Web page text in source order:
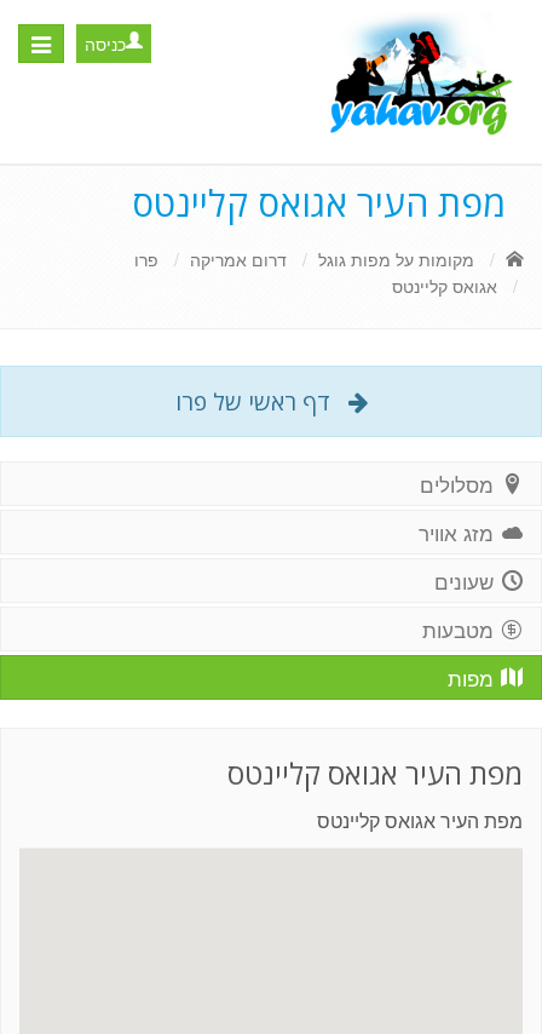
Toggle
כניסה
מפת העיר אגואס קליינטס
מקומות על מפות גוגל דרום אמריקה
פרו
אגואס קליינטס
דף ראשי של פרו
מסלולים
מזג אוויר
שעונים
מטבעות
מפות
מפת העיר אגואס קליינטס
מפת העיר אגואס קליינטס